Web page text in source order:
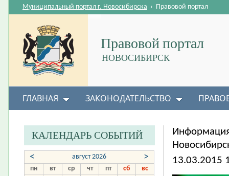
Правовой портал
НОВОСИБИРСК
Муниципальный портал г. Новосибирска › Правовой портал
ГЛАВНАЯ ЗАКОНОДАТЕЛЬСТВО
13.03.2015
КАЛЕНДАРЬ СОБЫТИЙ
< август 2026 >
пн вт ср чт пт сб
вс